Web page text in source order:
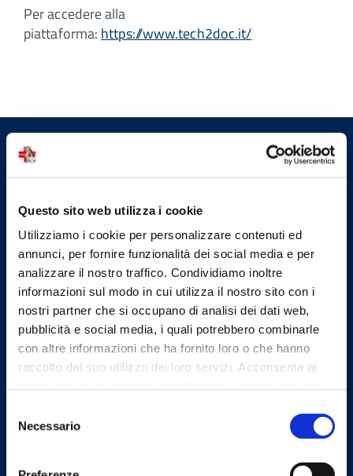
Questo sito web utilizza i cookie
Utilizziamo i cookie per personalizzare contenuti ed
annunci, per fornire funzionalità dei social media e per
analizzare il nostro traffico. Condividiamo inoltre
informazioni sul modo in cui utilizza il nostro sito con i
nostri partner che si occupano di analisi dei dati web,
pubblicità e social media, i quali potrebbero combinarle
con altre informazioni che ha fornito loro o che hanno
raccolto dal suo utilizzo dei loro servizi. Acconsenta ai
delNecessario
Per accedere alla
piattaforma: https://www.tech2doc.it/
Ordine dei Medici Chirurghi e
degli Odontoiatri della
Provincia di Firenze
Indirizzi email
Email
protocollo@omceofi.it
Email PEC
segreteria.fi@pec.omceo.it